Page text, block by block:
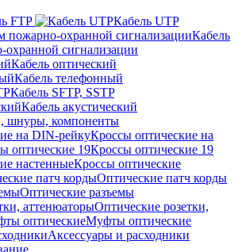
FTP
Кабель UTP
Кабель
охранной сигнализации
Кабель оптический
Кабель телефонный
Кабель SFTP, SSTP
Кабель акустический
шнуры, компоненты
Кроссы оптические на
Кроссы оптические 19
Кроссы оптические
Оптические патч корды
Оптические разъемы
Оптические розетки,
Муфты оптические
Аксессуары и расходники